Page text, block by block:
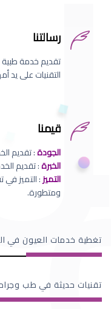
رسالتنا
تقديم خدمة طبية
التقنيات على يد
قيمنا
الجودة: تقديم
الخبرة: تقديم
التميز: التميز في
ومتطورة.
تغطية خدمات العيون في
تقنيات حديثة في طب